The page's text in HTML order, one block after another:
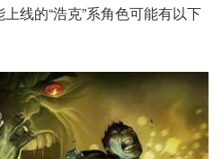
线的“浩克”系角色可能有以下